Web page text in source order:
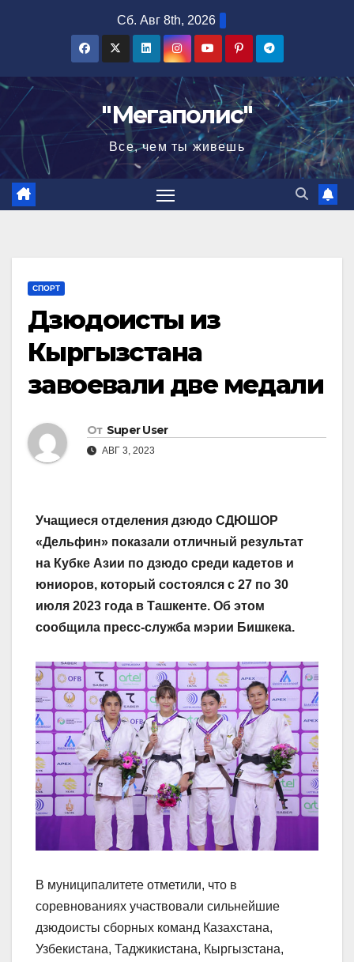
Сб. Авг 8th, 2026
"Мегаполис"
Все, чем ты живешь
СПОРТ
Дзюдоисты из
Кыргызстана
завоевали две медали
От Super User
АВГ 3, 2023
Учащиеся отделения дзюдо СДЮШОР
«Дельфин» показали отличный результат
на Кубке Азии по дзюдо среди кадетов и
юниоров, который состоялся с 27 по 30
июля 2023 года в Ташкенте. Об этом
сообщила пресс-служба мэрии Бишкека.
В муниципалитете отметили, что в
соревнованиях участвовали сильнейшие
дзюдоисты сборных команд Казахстана,
Узбекистана, Таджикистана, Кыргызстана,